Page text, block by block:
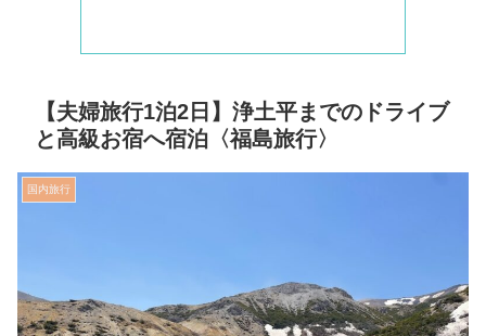
【夫婦旅行1泊2日】浄土平までのドライブ
と高級お宿へ宿泊〈福島旅行〉
国内旅行